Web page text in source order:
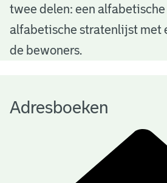
b
o
e
e
twee delen: een
alfabetische stratenlijst met
de bewoners.
Adresboeken